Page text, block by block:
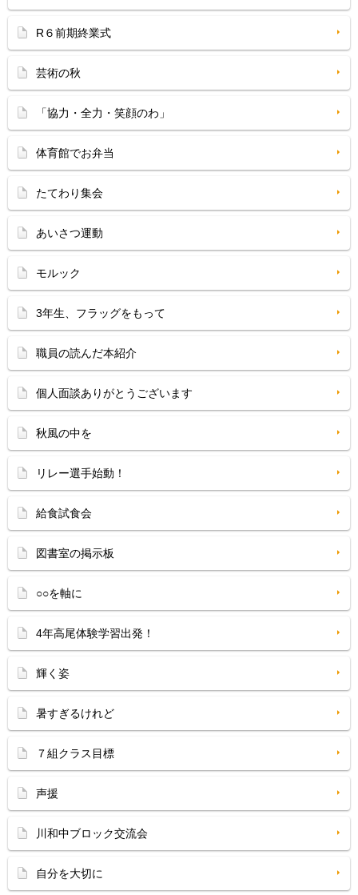
R６前期終業式
芸術の秋
「協力・全力・笑顔のわ」
体育館でお弁当
たてわり集会
あいさつ運動
モルック
3年生、フラッグをもって
職員の読んだ本紹介
個人面談ありがとうございます
秋風の中を
リレー選手始動！
給食試食会
図書室の掲示板
○○を軸に
4年高尾体験学習出発！
輝く姿
暑すぎるけれど
７組クラス目標
声援
川和中ブロック交流会
自分を大切に